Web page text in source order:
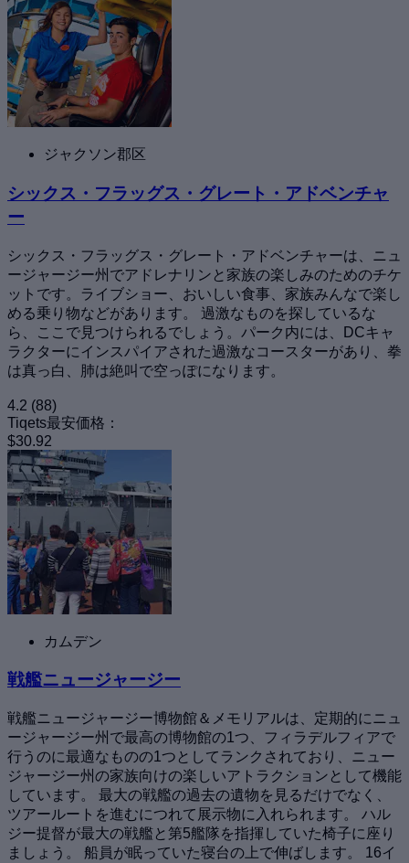
ジャクソン郡区
シックス・フラッグス・グレート・アドベンチャ
ー
シックス・フラッグス・グレート・アドベンチャーは、ニュ
ージャージー州でアドレナリンと家族の楽しみのためのチケ
ットです。ライブショー、おいしい食事、家族みんなで楽し
める乗り物などがあります。 過激なものを探しているな
ら、ここで見つけられるでしょう。パーク内には、DCキャ
ラクターにインスパイアされた過激なコースターがあり、拳
は真っ白、肺は絶叫で空っぽになります。
4.2 (88)
Tiqets最安価格：
$30.92
カムデン
戦艦ニュージャージー
戦艦ニュージャージー博物館＆メモリアルは、定期的にニュ
ージャージー州で最高の博物館の1つ、フィラデルフィアで
行うのに最適なものの1つとしてランクされており、ニュー
ジャージー州の家族向けの楽しいアトラクションとして機能
しています。 最大の戦艦の過去の遺物を見るだけでなく、
ツアールートを進むにつれて展示物に入れられます。 ハル
ジー提督が最大の戦艦と第5艦隊を指揮していた椅子に座り
ましょう。 船員が眠っていた寝台の上で伸ばします。 16イ